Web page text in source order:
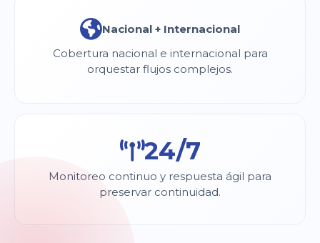
Nacional + Internacional
Cobertura nacional e internacional para
orquestar flujos complejos.
24/7
Monitoreo continuo y respuesta ágil para
preservar continuidad.